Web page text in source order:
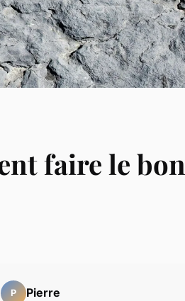
faire le bon
P Pierre